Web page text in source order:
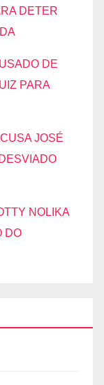
DETER
DE
PARA
JOSÉ
NOLIKA
DO